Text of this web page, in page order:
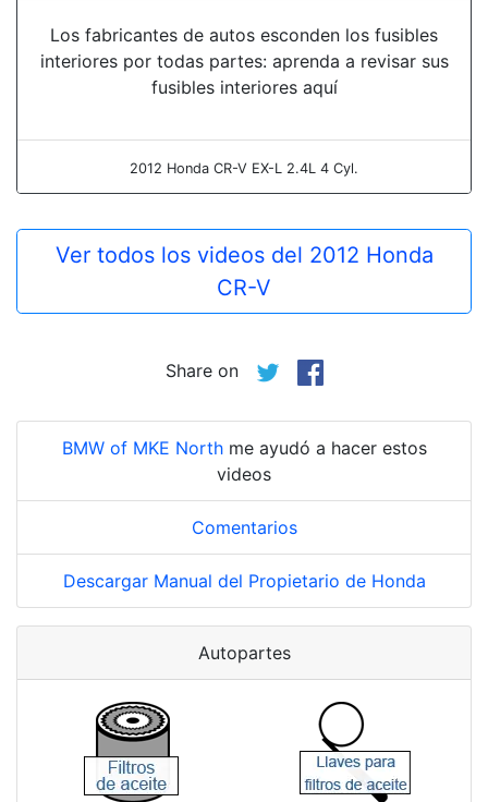
Los fabricantes de autos esconden los fusibles
interiores por todas partes: aprenda a revisar sus
fusibles interiores aquí
2012 Honda CR-V EX-L 2.4L 4 Cyl.
Ver todos los videos del 2012 Honda
CR-V
Share on
BMW of MKE Northme ayudó a hacer estos
videos
Comentarios
Descargar Manual del Propietario de Honda
Autopartes